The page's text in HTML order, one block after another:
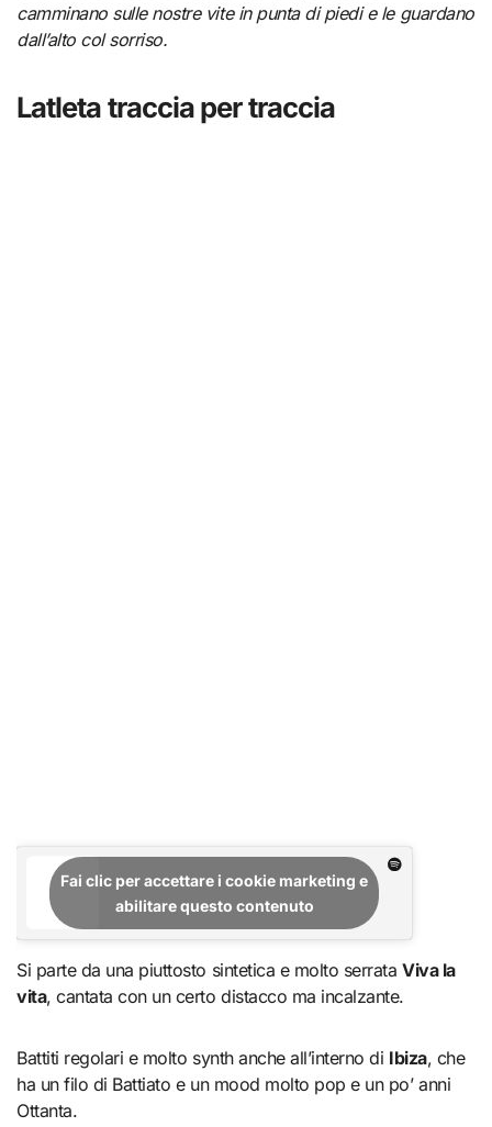
camminano sulle nostre vite in punta di piedi e le guardano
dall’alto col sorriso.
Latleta traccia per traccia
Fai clic per accettare i cookie marketing e
abilitare questo contenuto
Si parte da una piuttosto sintetica e molto serrataViva la
vita, cantata con un certo distacco ma incalzante.
Battiti regolari e molto synth anche all’interno di Ibiza, che
ha un filo di Battiato e un mood molto pop e un po’ anni
Ottanta.